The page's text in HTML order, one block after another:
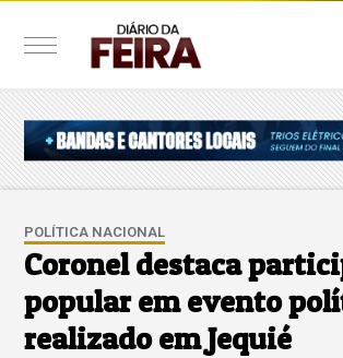
POLÍTICA NACIONAL
Coronel destaca
popular em evento
realizado em Jequié